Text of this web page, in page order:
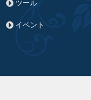
ツール
イベント